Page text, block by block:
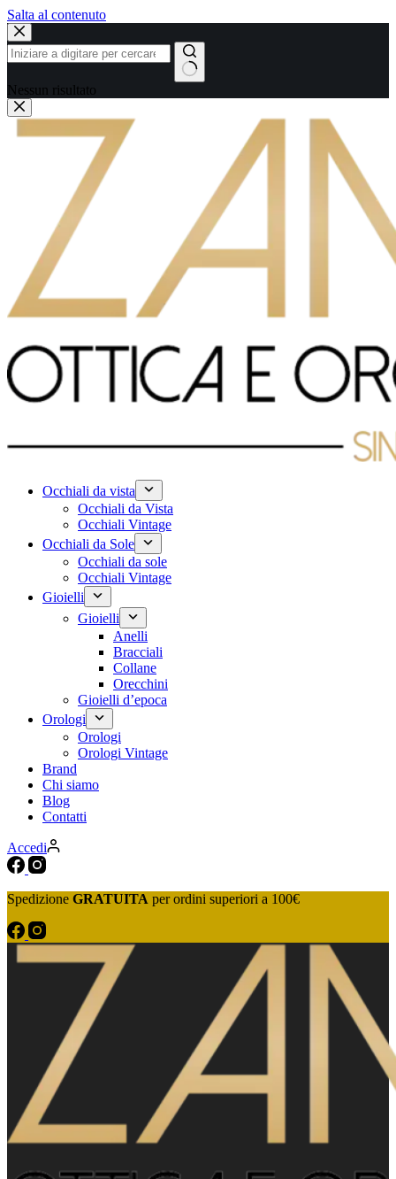
Salta al contenuto
Nessun risultato
Occhiali da vista
Occhiali da Vista
Occhiali Vintage
Occhiali da Sole
Occhiali da sole
Occhiali Vintage
Gioielli
Gioielli
Anelli
Bracciali
Collane
Orecchini
Gioielli d’epoca
Orologi
Orologi
Orologi Vintage
Brand
Chi siamo
Blog
Contatti
Accedi
Spedizione GRATUITA per ordini superiori a 100€